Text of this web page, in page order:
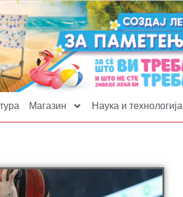
Магазин Наука и технологија